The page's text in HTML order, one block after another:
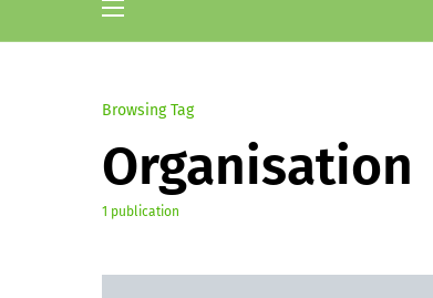
Browsing Tag
Organisation
1 publication